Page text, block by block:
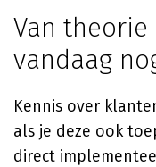
Van
vandaag
Kennis over
als je deze ook
direct